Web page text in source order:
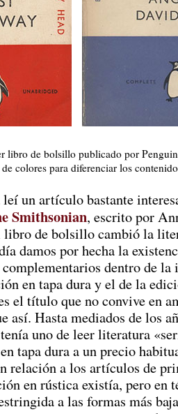
libro de bolsillo publicado por
colores para diferenciar los
leí un artículo bastante
Smithsonian, escrito por
de bolsillo cambió la
damos por hecha la
complementarios dentro de
en tapa dura y el de la
el título que no convive en
así. Hasta mediados de los
uno de leer literatura
tapa dura a un precio
relación a los artículos de
en rústica existía, pero en
a las formas más